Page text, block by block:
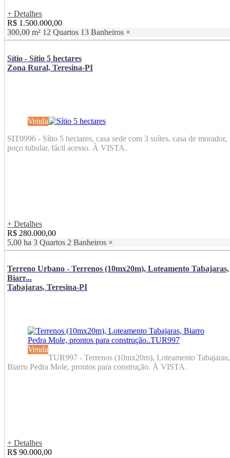
+ Detalhes
R$ 1.500.000,00
300,00 m² 12 Quartos 13 Banheiros ×
Sítio - Sítio 5 hectares
Zona Rural, Teresina-PI
Venda
SIT0996 - Sítio 5 hectares, casa sede com 3 suítes, casa de morador,
poço tubular, fácil acesso. À VISTA.
+ Detalhes
R$ 280.000,00
5,00 ha 3 Quartos 2 Banheiros ×
Terreno Urbano - Terrenos (10mx20m), Loteamento Tabajaras,
Biarr...
Tabajaras, Teresina-PI
Venda
TUR997 - Terrenos (10mx20m), Loteamento Tabajaras,
Biarro Pedra Mole, prontos para construção. À VISTA.
+ Detalhes
R$ 90.000,00